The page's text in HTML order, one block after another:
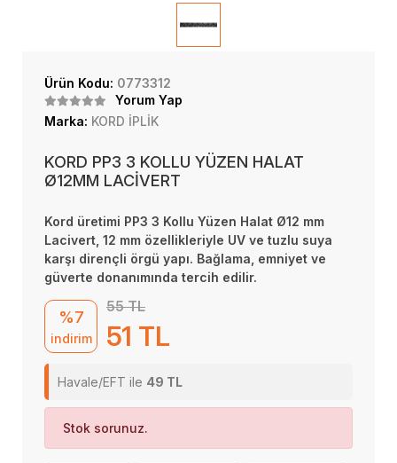
Ürün Kodu: 0773312
Yorum Yap
Marka: KORD İPLİK
KORD PP3 3 KOLLU YÜZEN HALAT
Ø12MM LACİVERT
Kord üretimi PP3 3 Kollu Yüzen Halat Ø12 mm
Lacivert, 12 mm özellikleriyle UV ve tuzlu suya
karşı dirençli örgü yapı. Bağlama, emniyet ve
güverte donanımında tercih edilir.
%7
indirim
55 TL
51 TL
Havale/EFT ile 49 TL
Stok sorunuz.